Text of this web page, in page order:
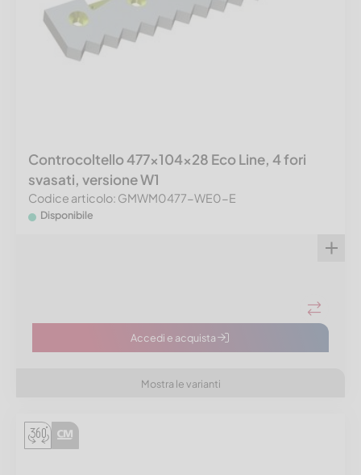
Controcoltello 477x104x28 Eco Line, 4 fori
svasati, versione W1
Codice articolo: GMWM0477-WE0-E
Disponibile
Accedi e acquista
Mostra le varianti